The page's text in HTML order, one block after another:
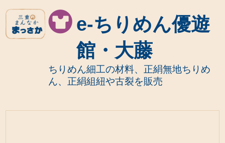
e-ちりめん優遊
館・大藤
ちりめん細工の材料、正絹無地ちりめ
ん、正絹組紐や古裂を販売